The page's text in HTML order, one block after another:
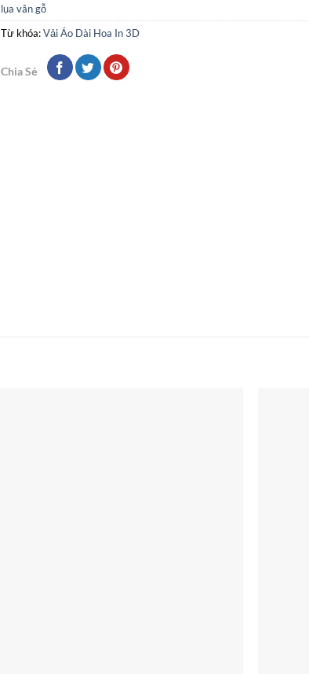
lụa vân gỗ
Từ khóa:Vải Áo Dài Hoa In 3D
Chia Sẻ